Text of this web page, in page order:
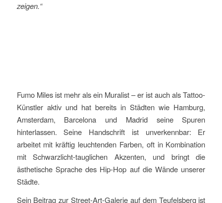
zeigen.“
Fumo Miles ist mehr als ein Muralist – er ist auch als Tattoo-
Künstler aktiv und hat bereits in Städten wie Hamburg,
Amsterdam, Barcelona und Madrid seine Spuren
hinterlassen. Seine Handschrift ist unverkennbar: Er
arbeitet mit kräftig leuchtenden Farben, oft in Kombination
mit Schwarzlicht-tauglichen Akzenten, und bringt die
ästhetische Sprache des Hip-Hop auf die Wände unserer
Städte.
Sein Beitrag zur Street-Art-Galerie auf dem Teufelsberg ist